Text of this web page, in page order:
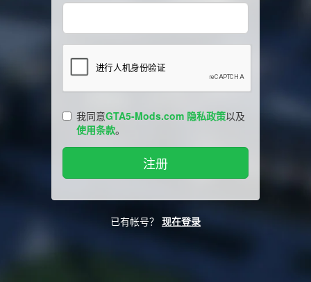
我同意GTA5-Mods.com 隐私政策以及
使用条款。
已有帐号？ 现在登录